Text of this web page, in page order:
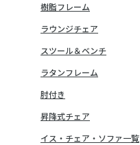
樹脂フレーム
ラウンジチェア
スツール＆ベンチ
ラタンフレーム
肘付き
昇降式チェア
イス・チェア・ソファ一覧